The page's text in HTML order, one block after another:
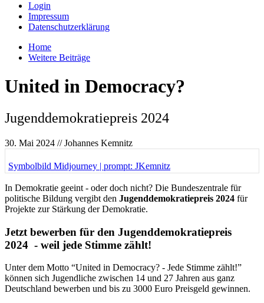
Login
Impressum
Datenschutzerklärung
Home
Weitere Beiträge
United in Democracy?
Jugenddemokratiepreis 2024
30. Mai 2024 // Johannes Kemnitz
Symbolbild Midjourney | prompt: JKemnitz
In Demokratie geeint - oder doch nicht? Die Bundeszentrale für
politische Bildung vergibt den Jugenddemokratiepreis 2024 für
Projekte zur Stärkung der Demokratie.
Jetzt bewerben für den Jugenddemokratiepreis
2024 - weil jede Stimme zählt!
Unter dem Motto “United in Democracy? - Jede Stimme zählt!”
können sich Jugendliche zwischen 14 und 27 Jahren aus ganz
Deutschland bewerben und bis zu 3000 Euro Preisgeld gewinnen.